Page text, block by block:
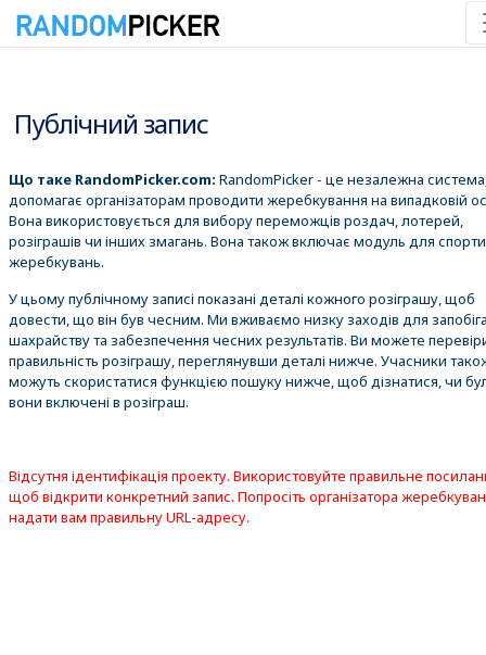
Публічний запис
Що таке RandomPicker.com: RandomPicker - це незалежна
допомагає організаторам проводити жеребкування на випадковій
Вона використовується для вибору переможців роздач, лотерей,
розіграшів чи інших змагань. Вона також включає модуль для
жеребкувань.
У цьому публічному записі показані деталі кожного розіграшу, щоб
довести, що він був чесним. Ми вживаємо низку заходів для
шахрайству та забезпечення чесних результатів. Ви можете
правильність розіграшу, переглянувши деталі нижче. Учасники
можуть скористатися функцією пошуку нижче, щоб дізнатися, чи
вони включені в розіграш.
Відсутня ідентифікація проекту. Використовуйте правильне
щоб відкрити конкретний запис. Попросіть організатора
надати вам правильну URL-адресу.